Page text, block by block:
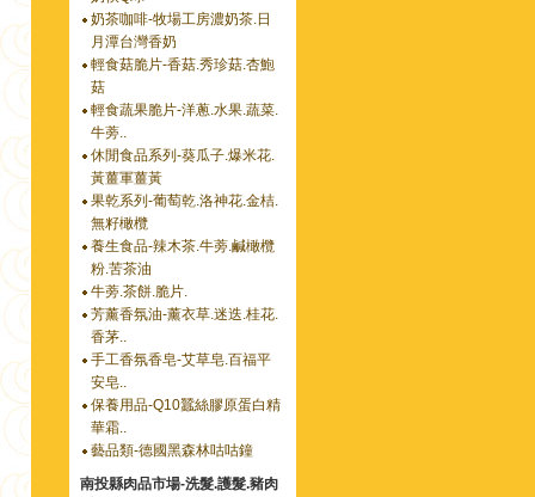
奶茶咖啡-牧場工房濃奶茶.日
月潭台灣香奶
輕食菇脆片-香菇.秀珍菇.杏鮑
菇
輕食蔬果脆片-洋蔥.水果.蔬菜.
牛蒡..
休閒食品系列-葵瓜子.爆米花.
黃薑軍薑黃
果乾系列-葡萄乾.洛神花.金桔.
無籽橄欖
養生食品-辣木茶.牛蒡.鹹橄欖
粉.苦茶油
牛蒡.茶餅.脆片.
芳薰香氛油-薰衣草.迷迭.桂花.
香茅..
手工香氛香皂-艾草皂.百福平
安皂..
保養用品-Q10蠶絲膠原蛋白精
華霜..
藝品類-德國黑森林咕咕鐘
南投縣肉品市場-洗髮.護髮.豬肉